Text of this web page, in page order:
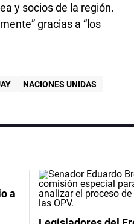
y socios de la región.
gracias a “los
NACIONES UNIDAS
a